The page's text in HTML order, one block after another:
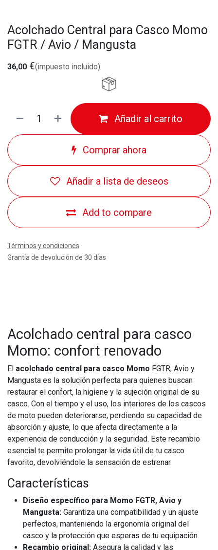
Acolchado Central para Casco Momo
FGTR / Avio / Mangusta
36,00 €(impuesto incluido)
Añadir al carrito
Comprar ahora
Add to compare
Añadir a lista de deseos
Términos y condiciones
Grantía de devolución de 30 días
Acolchado central para casco
Momo: confort renovado
El acolchado central para casco Momo FGTR, Avio y
Mangusta es la solución perfecta para quienes buscan
restaurar el confort, la higiene y la sujeción original de su
casco. Con el tiempo y el uso, los interiores de los cascos
de moto pueden deteriorarse, perdiendo su capacidad de
absorción y ajuste, lo que afecta directamente a la
experiencia de conducción y la seguridad. Este recambio
esencial te permite prolongar la vida útil de tu casco
favorito, devolviéndole la sensación de estrenar.
Características
Diseño específico para Momo FGTR, Avio y
Mangusta: Garantiza una compatibilidad y un ajuste
perfectos, manteniendo la ergonomía original del
casco y la protección que esperas de tu equipación.
Recambio original: Asegura la calidad y las